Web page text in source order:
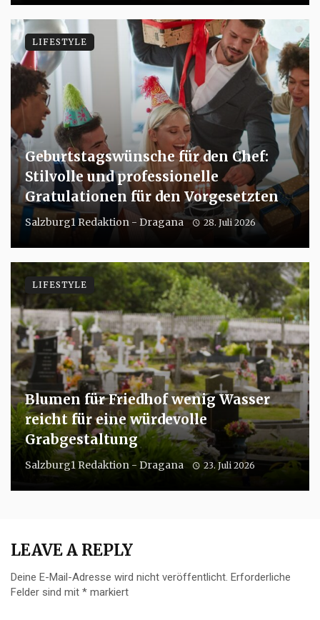
Geburtstagswünsche für den Chef:
Stilvolle und professionelle
Gratulationen für den Vorgesetzten
Salzburg1 Redaktion - Dragana 28. Juli 2026
LIFESTYLE
Blumen für Friedhof wenig Wasser
reicht für eine würdevolle
Grabgestaltung
Salzburg1 Redaktion - Dragana 23. Juli 2026
LIFESTYLE
LEAVE A REPLY
Deine E-Mail-Adresse wird nicht veröffentlicht. Erforderliche
Felder sind mit * markiert